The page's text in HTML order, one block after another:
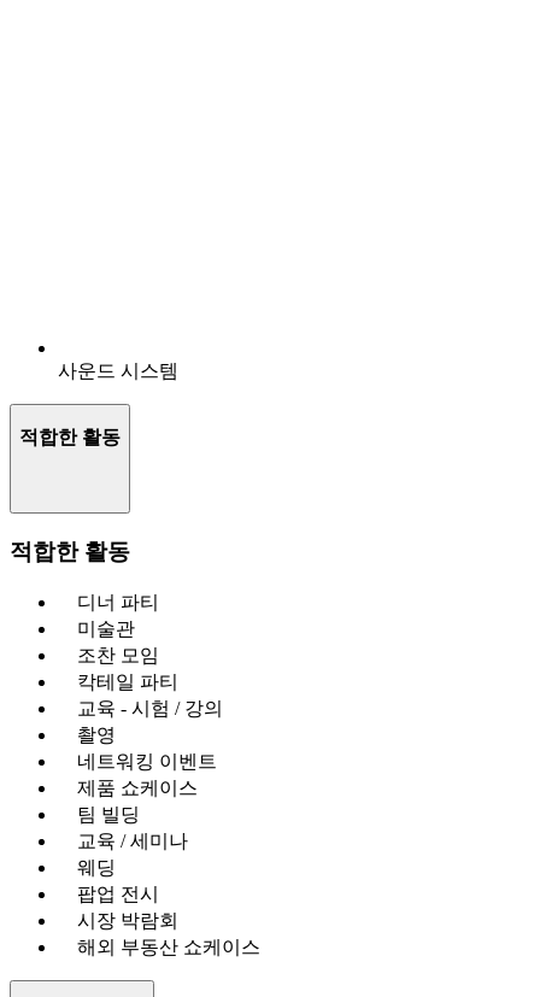
사운드 시스템
적합한 활동
적합한 활동
디너 파티
미술관
조찬 모임
칵테일 파티
교육 - 시험 / 강의
촬영
네트워킹 이벤트
제품 쇼케이스
팀 빌딩
교육 / 세미나
웨딩
팝업 전시
시장 박람회
해외 부동산 쇼케이스